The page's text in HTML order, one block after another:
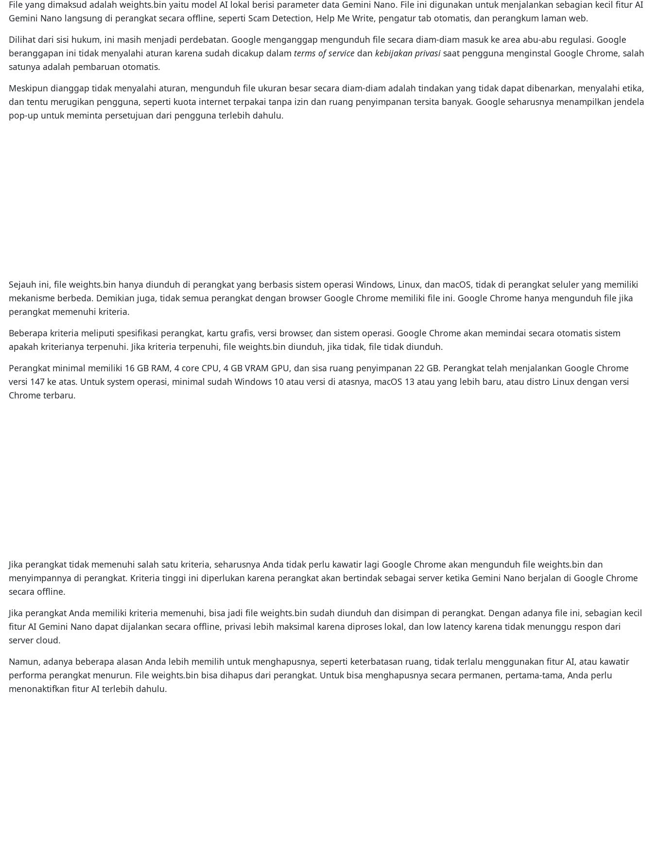
File yang dimaksud adalah weights.bin yaitu model AI lokal berisi parameter data Gemini Nano. File ini digunakan untuk menjalankan sebagian kecil fitur AI
Gemini Nano langsung di perangkat secara offline, seperti Scam Detection, Help Me Write, pengatur tab otomatis, dan perangkum laman web.
Dilihat dari sisi hukum, ini masih menjadi perdebatan. Google menganggap mengunduh file secara diam-diam masuk ke area abu-abu regulasi. Google
beranggapan ini tidak menyalahi aturan karena sudah dicakup dalam terms of servicedan kebijakan privasisaat pengguna menginstal Google Chrome, salah
satunya adalah pembaruan otomatis.
Meskipun dianggap tidak menyalahi aturan, mengunduh file ukuran besar secara diam-diam adalah tindakan yang tidak dapat dibenarkan, menyalahi etika,
dan tentu merugikan pengguna, seperti kuota internet terpakai tanpa izin dan ruang penyimpanan tersita banyak. Google seharusnya menampilkan jendela
pop-up untuk meminta persetujuan dari pengguna terlebih dahulu.
Sejauh ini, file weights.bin hanya diunduh di perangkat yang berbasis sistem operasi Windows, Linux, dan macOS, tidak di perangkat seluler yang memiliki
mekanisme berbeda. Demikian juga, tidak semua perangkat dengan browser Google Chrome memiliki file ini. Google Chrome hanya mengunduh file jika
perangkat memenuhi kriteria.
Beberapa kriteria meliputi spesifikasi perangkat, kartu grafis, versi browser, dan sistem operasi. Google Chrome akan memindai secara otomatis sistem
apakah kriterianya terpenuhi. Jika kriteria terpenuhi, file weights.bin diunduh, jika tidak, file tidak diunduh.
Perangkat minimal memiliki 16 GB RAM, 4 core CPU, 4 GB VRAM GPU, dan sisa ruang penyimpanan 22 GB. Perangkat telah menjalankan Google Chrome
versi 147 ke atas. Untuk system operasi, minimal sudah Windows 10 atau versi di atasnya, macOS 13 atau yang lebih baru, atau distro Linux dengan versi
Chrome terbaru.
Jika perangkat tidak memenuhi salah satu kriteria, seharusnya Anda tidak perlu kawatir lagi Google Chrome akan mengunduh file weights.bin dan
menyimpannya di perangkat. Kriteria tinggi ini diperlukan karena perangkat akan bertindak sebagai server ketika Gemini Nano berjalan di Google Chrome
secara offline.
Jika perangkat Anda memiliki kriteria memenuhi, bisa jadi file weights.bin sudah diunduh dan disimpan di perangkat. Dengan adanya file ini, sebagian kecil
fitur AI Gemini Nano dapat dijalankan secara offline, privasi lebih maksimal karena diproses lokal, dan low latency karena tidak menunggu respon dari
server cloud.
Namun, adanya beberapa alasan Anda lebih memilih untuk menghapusnya, seperti keterbatasan ruang, tidak terlalu menggunakan fitur AI, atau kawatir
performa perangkat menurun. File weights.bin bisa dihapus dari perangkat. Untuk bisa menghapusnya secara permanen, pertama-tama, Anda perlu
menonaktifkan fitur AI terlebih dahulu.